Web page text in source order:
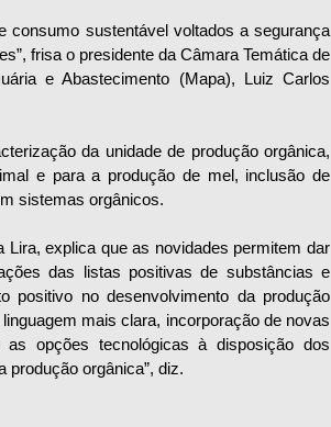
consumo sustentável voltados a segurança
frisa o presidente da Câmara Temática de
e Abastecimento (Mapa), Luiz Carlos
da unidade de produção orgânica,
e para a produção de mel, inclusão de
sistemas orgânicos.
explica que as novidades permitem dar
das listas positivas de substâncias e
positivo no desenvolvimento da produção
mais clara, incorporação de novas
opções tecnológicas à disposição dos
produção orgânica”, diz.